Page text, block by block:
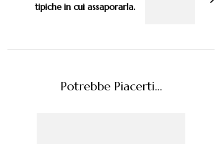
tipiche in cui assaporarla.
Potrebbe Piacerti...